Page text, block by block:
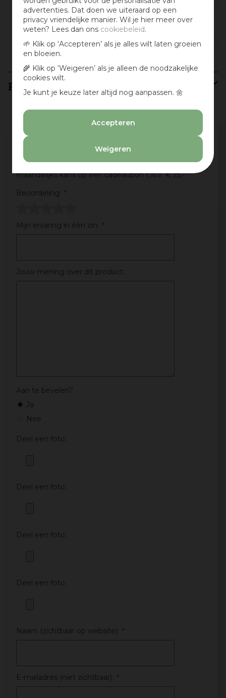
advertenties. Dat doen we uiteraard op een
privacy vriendelijke manier. Wil je hier meer over
weten? Lees dan ons cookiebeleid.
🌱 Klik op ‘Accepteren’ als je alles wilt laten groeien
en bloeien.
🌾 Klik op ‘Weigeren’ als je alleen de noodzakelijke
cookies wilt.
Je kunt je keuze later altijd nog aanpassen. 🌼
Accepteren
Weigeren
Zithoogte incl. kussens 41
Inclusief kussen(s) Ja
Kleur kussen(s) Donkergrijs
Recensies
Schrijf een review en win een cadeaubon
Deel jouw ervaringen met dit product en maak
maandelijks kans op een cadeaubon t.w.v. € 25,-
Beoordeling:
*
Mijn ervaring in één zin: *
Jouw mening over dit product:
Aan te bevelen?
Ja
Nee
Deel een foto:
Deel een foto:
Deel een foto:
Deel een foto:
Naam (zichtbaar op website): *
E-mailadres (niet zichtbaar): *